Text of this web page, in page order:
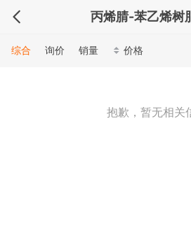
丙烯腈-苯乙烯树
综合 询价 销量 价格
抱歉，暂无相关